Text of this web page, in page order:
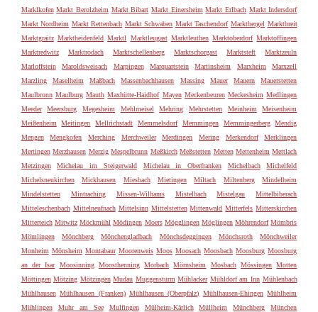
Marklkofen Markt Berolzheim Markt Bibart Markt Einersheim Markt Erlbach Markt Indersdorf
Markt Nordheim Markt Rettenbach Markt Schwaben Markt Taschendorf Marktbergel Marktbreit
Marktgraitz Marktheidenfeld Marktl Marktleugast Marktleuthen Marktoberdorf Marktoffingen
Marktredwitz
Marktrodach Marktschellenberg Marktschorgast Marktsteft
Marktzeuln
Marloffstein
Maroldsweisach Marpingen Marquartstein Martinsheim Marxheim
Marxzell
Marzling
Maselheim Maßbach Massenbachhausen Massing Mauer Mauern
Mauerstetten
Maulbronn Maulburg Mauth Maxhütte-Haidhof Mayen Meckenbeuren Meckesheim Medlingen
Meeder
Meersburg Megesheim Mehlmeisel Mehring Mehrstetten Meinheim
Meisenheim
Meißenheim
Meitingen Mellrichstadt Memmelsdorf Memmingen Memmingerberg
Mendig
Mengen
Mengkofen Merching Merchweiler Merdingen Mering Merkendorf
Merklingen
Mertingen Merzhausen Merzig Mespelbrunn Meßkirch Meßstetten Metten Mettenheim Mettlach
Metzingen
Michelau im Steigerwald Michelau in Oberfranken Michelbach
Michelfeld
Michelsneukirchen
Mickhausen Miesbach Mietingen Miltach Miltenberg
Mindelheim
Mindelstetten
Mintraching Missen-Wilhams Mistelbach Mistelgau
Mittelbiberach
Mitteleschenbach Mittelneufnach Mittelsinn Mittelstetten Mittenwald Mitterfels Mitterskirchen
Mitterteich Mitwitz Möckmühl Mödingen Moers Mögglingen Möglingen Möhrendorf Mömbris
Mömlingen
Mönchberg Mönchengladbach Mönchsdeggingen Mönchsroth
Mönchweiler
Monheim Mönsheim Montabaur Moorenweis Moos Moosach Moosbach Moosburg Moosburg
an der Isar
Moosinning Moosthenning Morbach Mörnsheim Mosbach Mössingen Motten
Möttingen Mötzing Mötzingen Mudau Muggensturm Mühlacker Mühldorf am Inn Mühlenbach
Mühlhausen Mühlhausen (Franken) Mühlhausen (Oberpfalz) Mühlhausen-Ehingen Mühlheim
Mühlingen
Muhr am See Mulfingen Mülheim-Kärlich Müllheim Münchberg
München